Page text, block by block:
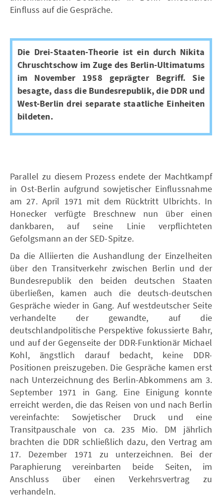
Einfluss auf die Gespräche.
Die Drei-Staaten-Theorie ist ein durch Nikita
Chruschtschow im Zuge des Berlin-Ultimatums
im November 1958 geprägter Begriff. Sie
besagte, dass die Bundesrepublik, die DDR und
West-Berlin drei separate staatliche Einheiten
bildeten.
Parallel zu diesem Prozess endete der Machtkampf
in Ost-Berlin aufgrund sowjetischer Einflussnahme
am 27. April 1971 mit dem Rücktritt Ulbrichts. In
Honecker verfügte Breschnew nun über einen
dankbaren, auf seine Linie verpflichteten
Gefolgsmann an der SED-Spitze.
Da die Alliierten die Aushandlung der Einzelheiten
über den Transitverkehr zwischen Berlin und der
Bundesrepublik den beiden deutschen Staaten
überließen, kamen auch die deutsch-deutschen
Gespräche wieder in Gang. Auf westdeutscher Seite
verhandelte der gewandte, auf die
deutschlandpolitische Perspektive fokussierte Bahr,
und auf der Gegenseite der DDR-Funktionär Michael
Kohl, ängstlich darauf bedacht, keine DDR-
Positionen preiszugeben. Die Gespräche kamen erst
nach Unterzeichnung des Berlin-Abkommens am 3.
September 1971 in Gang. Eine Einigung konnte
erreicht werden, die das Reisen von und nach Berlin
vereinfachte: Sowjetischer Druck und eine
Transitpauschale von ca. 235 Mio. DM jährlich
brachten die DDR schließlich dazu, den Vertrag am
17. Dezember 1971 zu unterzeichnen. Bei der
Paraphierung vereinbarten beide Seiten, im
Anschluss über einen Verkehrsvertrag zu
verhandeln.